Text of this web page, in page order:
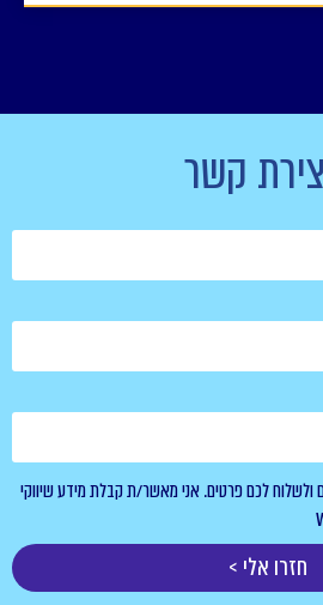
קשר
פרטים. אני מאשר/ת קבלת מידע שיווקי
>